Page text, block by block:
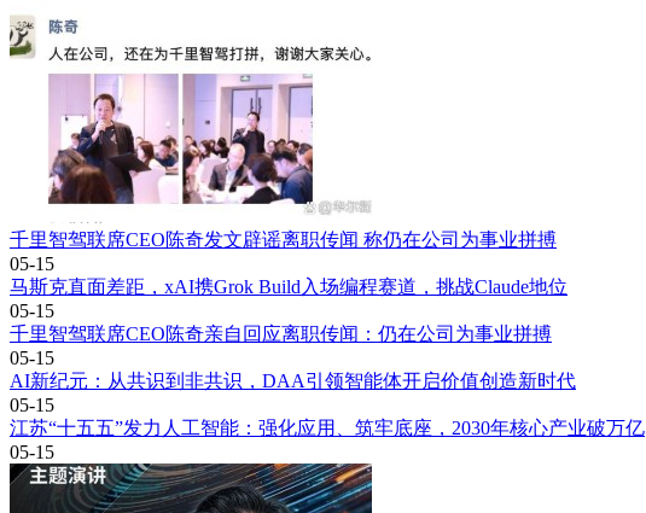
千里智驾联席CEO陈奇发文辟谣离职传闻 称仍在公司为事业拼搏
05-15
马斯克直面差距，xAI携Grok Build入场编程赛道，挑战Claude地位
05-15
千里智驾联席CEO陈奇亲自回应离职传闻：仍在公司为事业拼搏
05-15
AI新纪元：从共识到非共识，DAA引领智能体开启价值创造新时代
05-15
江苏“十五五”发力人工智能：强化应用、筑牢底座，2030年核心产业破万亿
05-15